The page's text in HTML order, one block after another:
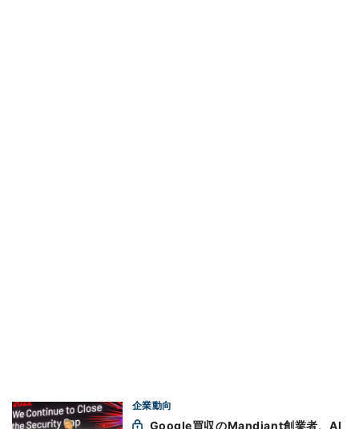
企業動向